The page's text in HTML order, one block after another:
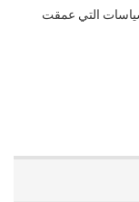
التي عمقت